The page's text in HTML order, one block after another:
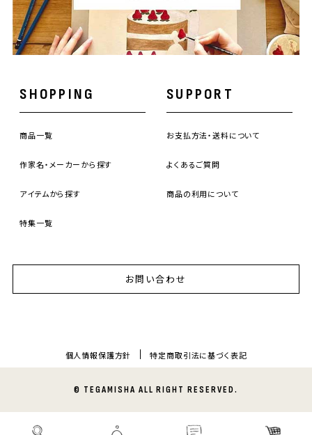
SHOPPING
商品一覧
作家名・メーカーから探す
アイテムから探す
特集一覧
SUPPORT
お支払方法・送料について
よくあるご質問
商品の利用について
お問い合わせ
個人情報保護方針 特定商取引法に基づく表記
© TEGAMISHA ALL RIGHT RESERVED.